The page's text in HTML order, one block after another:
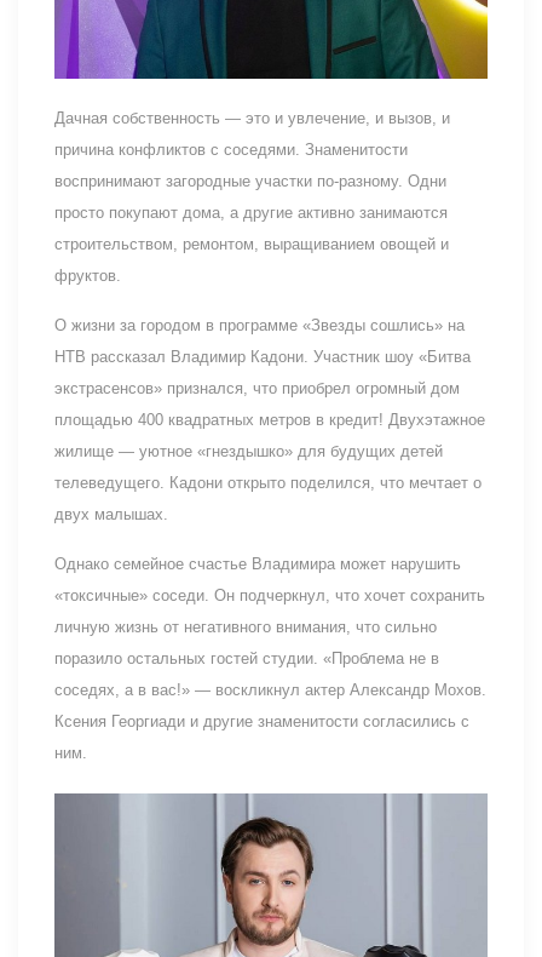
Дачная собственность — это и увлечение, и вызов, и
причина конфликтов с соседями. Знаменитости
воспринимают загородные участки по-разному. Одни
просто покупают дома, а другие активно занимаются
строительством, ремонтом, выращиванием овощей и
фруктов.
О жизни за городом в программе «Звезды сошлись» на
НТВ рассказал Владимир Кадони. Участник шоу «Битва
экстрасенсов» признался, что приобрел огромный дом
площадью 400 квадратных метров в кредит! Двухэтажное
жилище — уютное «гнездышко» для будущих детей
телеведущего. Кадони открыто поделился, что мечтает о
двух малышах.
Однако семейное счастье Владимира может нарушить
«токсичные» соседи. Он подчеркнул, что хочет сохранить
личную жизнь от негативного внимания, что сильно
поразило остальных гостей студии. «Проблема не в
соседях, а в вас!» — воскликнул актер Александр Мохов.
Ксения Георгиади и другие знаменитости согласились с
ним.